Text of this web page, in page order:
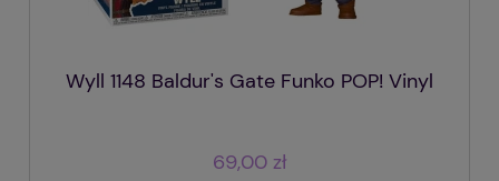
Wyll 1148 Baldur's Gate Funko POP! Vinyl
69,00 zł